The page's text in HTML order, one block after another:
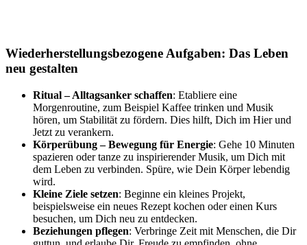
Wiederherstellungsbezogene Aufgaben: Das Leben
neu gestalten
Ritual – Alltagsanker schaffen: Etabliere eine
Morgenroutine, zum Beispiel Kaffee trinken und Musik
hören, um Stabilität zu fördern. Dies hilft, Dich im Hier und
Jetzt zu verankern.
Körperübung – Bewegung für Energie: Gehe 10 Minuten
spazieren oder tanze zu inspirierender Musik, um Dich mit
dem Leben zu verbinden. Spüre, wie Dein Körper lebendig
wird.
Kleine Ziele setzen: Beginne ein kleines Projekt,
beispielsweise ein neues Rezept kochen oder einen Kurs
besuchen, um Dich neu zu entdecken.
Beziehungen pflegen: Verbringe Zeit mit Menschen, die Dir